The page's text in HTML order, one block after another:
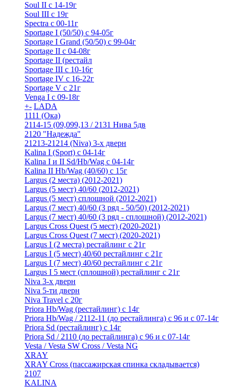
Soul II с 14-19г
Soul III с 19г
Spectra с 00-11г
Sportage I (50/50) с 94-05г
Sportage I Grand (50/50) с 99-04г
Sportage II c 04-08г
Sportage II (рестайл
Sportage III c 10-16г
Sportage IV с 16-22г
Sportage V с 21г
Venga I c 09-18г
+- LADA
1111 (Ока)
2114-15 (09,099,13 / 2131 Нива 5дв
2120 "Надежда"
21213-21214 (Niva) 3-х дверн
Kalina I (Sport) с 04-14г
Kalina I и II Sd/Hb/Wag с 04-14г
Kalina II Hb/Wag (40/60) с 15г
Largus (2 места) (2012-2021)
Largus (5 мест) 40/60 (2012-2021)
Largus (5 мест) сплошной (2012-2021)
Largus (7 мест) 40/60 (3 ряд - 50/50) (2012-2021)
Largus (7 мест) 40/60 (3 ряд - сплошной) (2012-2021)
Largus Cross Quest (5 мест) (2020-2021)
Largus Cross Quest (7 мест) (2020-2021)
Largus I (2 места) рестайлинг с 21г
Largus I (5 мест) 40/60 рестайлинг с 21г
Largus I (7 мест) 40/60 рестайлинг с 21г
Largus I 5 мест (сплошной) рестайлинг с 21г
Niva 3-х дверн
Niva 5-ти дверн
Niva Travel с 20г
Priora Hb/Wag (рестайлинг) с 14г
Priora Hb/Wag / 2112-11 (до рестайлинга) с 96 и с 07-14г
Priora Sd (рестайлинг) c 14г
Priora Sd / 2110 (до рестайлинга) с 96 и с 07-14г
Vesta / Vesta SW Cross / Vesta NG
XRAY
XRAY Cross (пассажирская спинка складывается)
2107
KALINA